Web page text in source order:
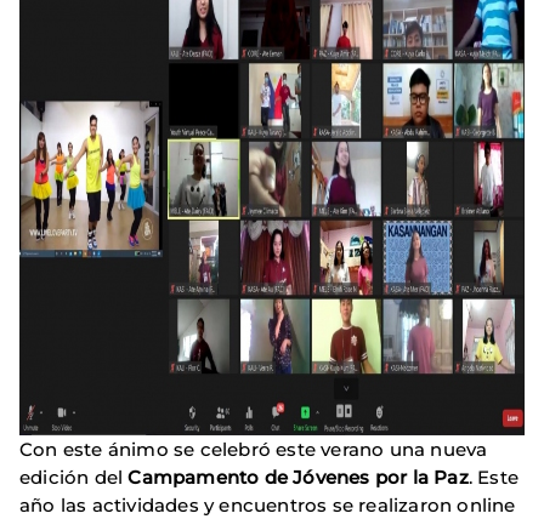
Con este ánimo se celebró este verano una nueva
edición delCampamento de Jóvenes por la Paz. Este
año las actividades y encuentros se realizaron online